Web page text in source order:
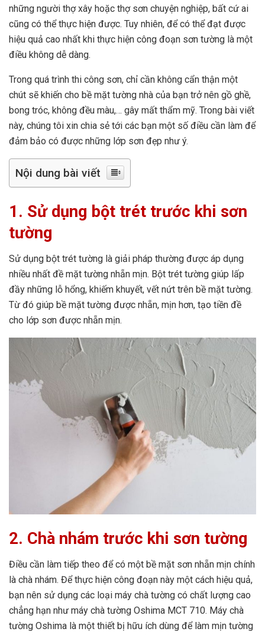
những người thợ xây hoặc thợ sơn chuyện nghiệp, bất cứ ai
cũng có thể thực hiện được. Tuy nhiên, để có thể đạt được
hiệu quả cao nhất khi thực hiện công đoạn sơn tường là một
điều không dễ dàng.
Trong quá trình thi công sơn, chỉ cần không cẩn thận một
chút sẽ khiến cho bề mặt tường nhà của bạn trở nên gồ ghề,
bong tróc, không đều màu,… gây mất thẩm mỹ. Trong bài viết
này, chúng tôi xin chia sẻ tới các bạn một số điều cần làm để
đảm bảo có được những lớp sơn đẹp như ý.
Nội dung bài viết
1. Sử dụng bột trét trước khi sơn
tường
Sử dụng bột trét tường là giải pháp thường được áp dụng
nhiều nhất đề mặt tường nhẵn mịn. Bột trét tường giúp lấp
đầy những lỗ hổng, khiếm khuyết, vết nứt trên bề mặt tường.
Từ đó giúp bề mặt tường được nhẵn, mịn hơn, tạo tiền đề
cho lớp sơn được nhẵn mịn.
2. Chà nhám trước khi sơn tường
Điều cần làm tiếp theo để có một bề mặt sơn nhẵn mịn chính
là chà nhám. Để thực hiện công đoạn này một cách hiệu quả,
bạn nên sử dụng các loại máy chà tường có chất lượng cao
chẳng hạn như máy chà tường Oshima MCT 710. Máy chà
tường Oshima là một thiết bị hữu ích dùng để làm mịn tường